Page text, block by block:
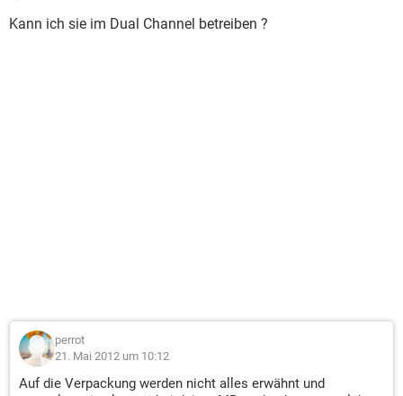
Kann ich sie im Dual Channel betreiben ?
perrot
21. Mai 2012 um 10:12
Auf die Verpackung werden nicht alles erwähnt und